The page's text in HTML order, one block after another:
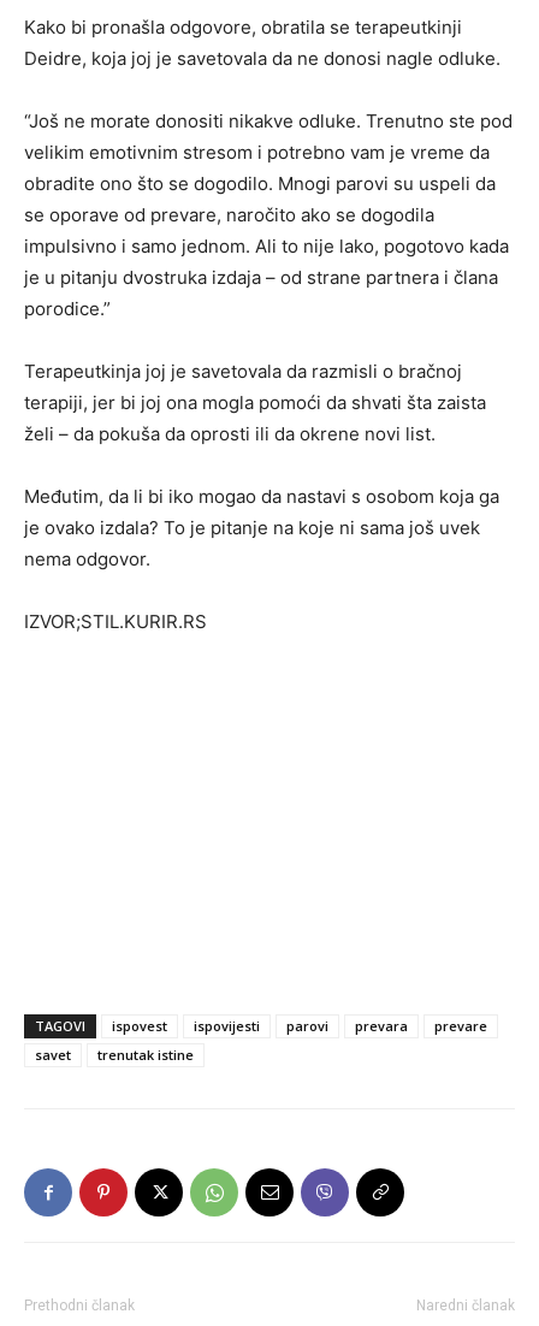
Kako bi pronašla odgovore, obratila se terapeutkinji
Deidre, koja joj je savetovala da ne donosi nagle odluke.
“Još ne morate donositi nikakve odluke. Trenutno ste pod
velikim emotivnim stresom i potrebno vam je vreme da
obradite ono što se dogodilo. Mnogi parovi su uspeli da
se oporave od prevare, naročito ako se dogodila
impulsivno i samo jednom. Ali to nije lako, pogotovo kada
je u pitanju dvostruka izdaja – od strane partnera i člana
porodice.”
Terapeutkinja joj je savetovala da razmisli o bračnoj
terapiji, jer bi joj ona mogla pomoći da shvati šta zaista
želi – da pokuša da oprosti ili da okrene novi list.
Međutim, da li bi iko mogao da nastavi s osobom koja ga
je ovako izdala? To je pitanje na koje ni sama još uvek
nema odgovor.
IZVOR;STIL.KURIR.RS
TAGOVI ispovest ispovijesti parovi prevara
prevare
savet
trenutak istine
Prethodni članak Naredni članak